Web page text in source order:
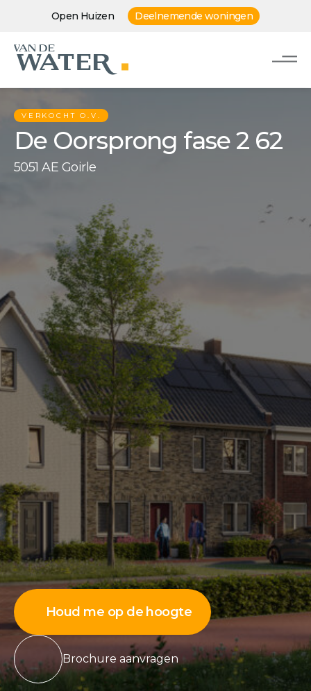
Open Huizen Deelnemende woningen
VERKOCHT O.V.
De Oorsprong fase 2 62
5051 AE Goirle
Houd me op de hoogte
Brochure aanvragen